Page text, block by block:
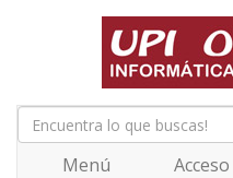
Menú Acceso